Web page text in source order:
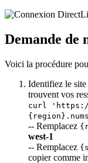
Demande de
Voici la procédure
Identifiez le
trouvent vos
curl
-- Remplacez
west-1
-- Remplacez
copier comme